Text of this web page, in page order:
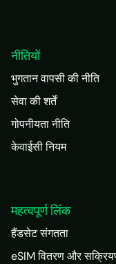
नीतियों
भुगतान वापसी की नीति
सेवा की शर्तें
गोपनीयता नीति
केवाईसी नियम
महत्वपूर्ण लिंक
हैंडसेट संगतता
eSIM वितरण और